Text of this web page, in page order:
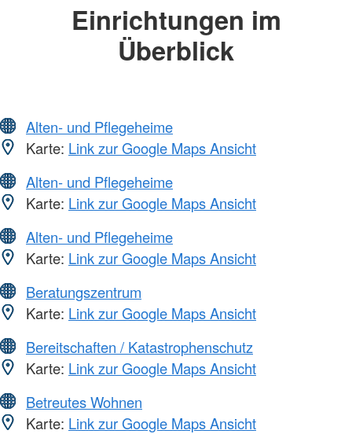
Einrichtungen im
Überblick
Alten- und Pflegeheime
Karte: Link zur Google Maps Ansicht
Alten- und Pflegeheime
Karte: Link zur Google Maps Ansicht
Alten- und Pflegeheime
Karte: Link zur Google Maps Ansicht
Beratungszentrum
Karte: Link zur Google Maps Ansicht
Bereitschaften / Katastrophenschutz
Karte: Link zur Google Maps Ansicht
Betreutes Wohnen
Karte: Link zur Google Maps Ansicht